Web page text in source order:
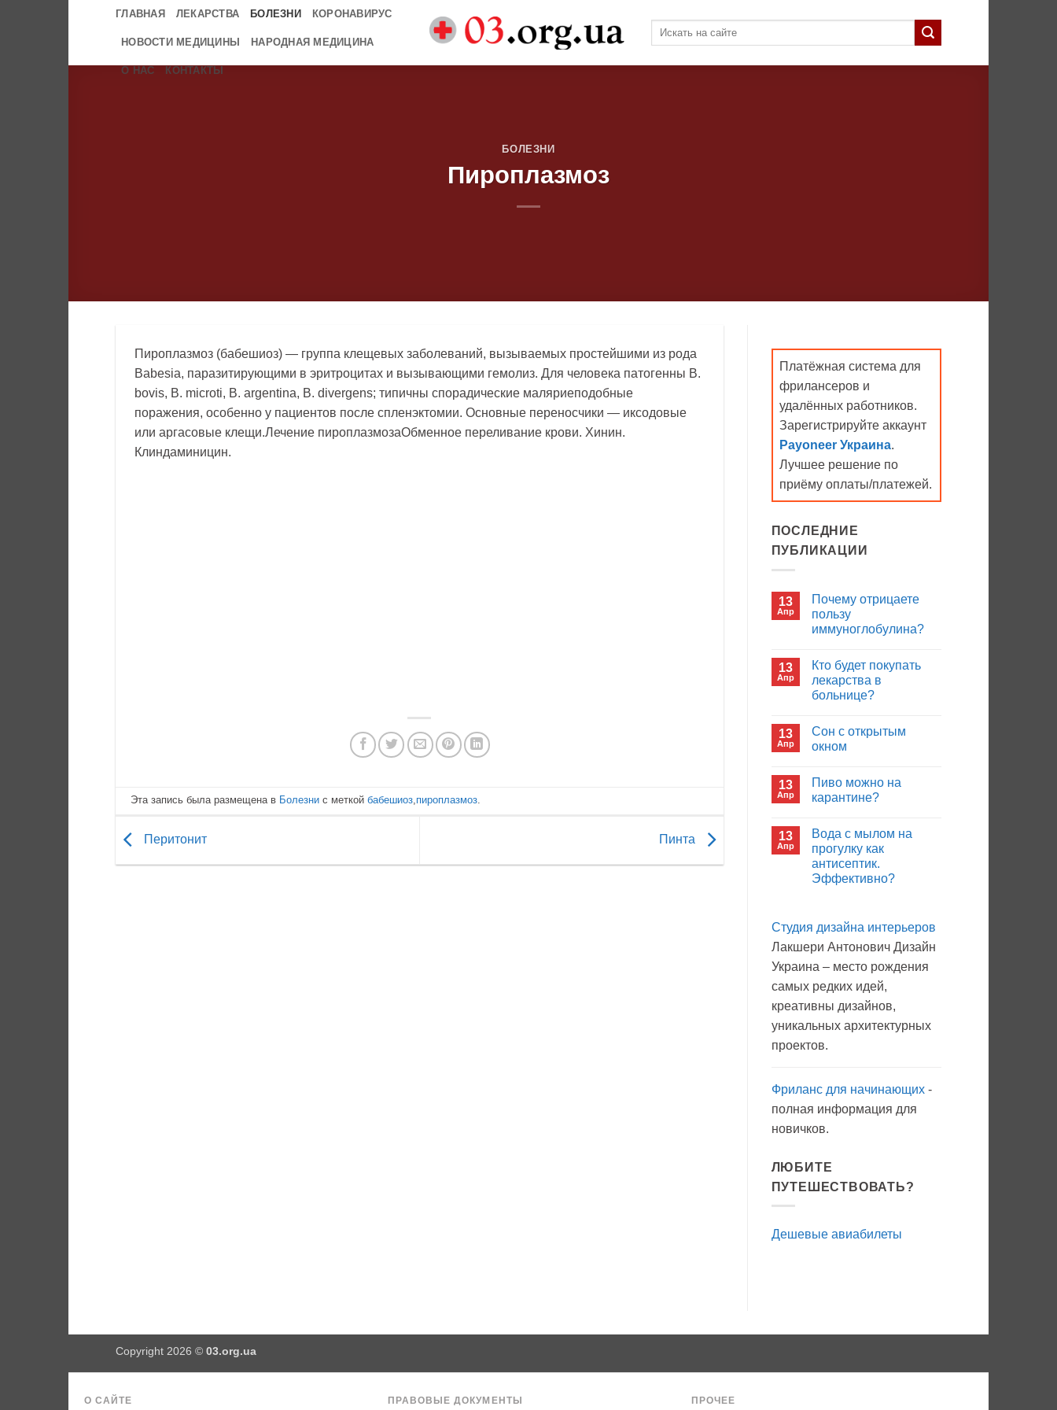
ГЛАВНАЯ ЛЕКАРСТВА БОЛЕЗНИ КОРОНАВИРУС
НОВОСТИ МЕДИЦИНЫ НАРОДНАЯ МЕДИЦИНА
О НАС КОНТАКТЫ
БОЛЕЗНИ
Пироплазмоз
Пироплазмоз (бабешиоз) — группа клещевых заболеваний, вызываемых простейшими из рода
Babesia, паразитирующими в эритроцитах и вызывающими гемолиз. Для человека патогенны B.
bovis, B. microti, B. argentina, B. divergens; типичны спорадические маляриеподобные
поражения, особенно у пациентов после спленэктомии. Основные переносчики — иксодовые
или аргасовые клещи.Лечение пироплазмозаОбменное переливание крови. Хинин.
Клиндаминицин.
Эта запись была размещена в Болезни с меткойбабешиоз,пироплазмоз.
Перитонит Пинта
Платёжная система для
фрилансеров и
удалённых работников.
Зарегистрируйте аккаунт
Payoneer Украина.
Лучшее решение по
приёму оплаты/платежей.
ПОСЛЕДНИЕ
ПУБЛИКАЦИИ
13
Апр
Почему отрицаете
пользу
иммуноглобулина?
записи
Почему
отрицаете
пользу
13
Апр
Кто будет покупать
лекарства в
больнице?
записи
Кто
будет
больнице?
13
Апр
Сон с открытым
окном
записи
Сон
с
13
Апр
Пиво можно на
карантине?
записи
Пиво
можно
на
карантине?
13
Апр
Вода с мылом на
прогулку как
антисептик.
Эффективно?
Вода
мылом
на
прогулку
антисептик.
Студия дизайна интерьеров
Лакшери Антонович Дизайн
Украина – место рождения
самых редких идей,
креативны дизайнов,
уникальных архитектурных
проектов.
Фриланс для начинающих-
полная информация для
новичков.
ЛЮБИТЕ
ПУТЕШЕСТВОВАТЬ?
Дешевые авиабилеты
Copyright 2026 © 03.org.ua
О САЙТЕ ПРАВОВЫЕ ДОКУМЕНТЫ ПРОЧЕЕ